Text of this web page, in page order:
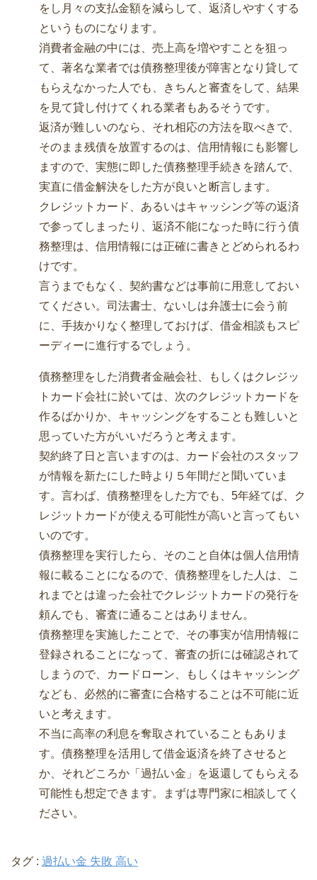
をし月々の支払金額を減らして、返済しやすくする
というものになります。
消費者金融の中には、売上高を増やすことを狙っ
て、著名な業者では債務整理後が障害となり貸して
もらえなかった人でも、きちんと審査をして、結果
を見て貸し付けてくれる業者もあるそうです。
返済が難しいのなら、それ相応の方法を取べきで、
そのまま残債を放置するのは、信用情報にも影響し
ますので、実態に即した債務整理手続きを踏んで、
実直に借金解決をした方が良いと断言します。
クレジットカード、あるいはキャッシング等の返済
で参ってしまったり、返済不能になった時に行う債
務整理は、信用情報には正確に書きとどめられるわ
けです。
言うまでもなく、契約書などは事前に用意しておい
てください。司法書士、ないしは弁護士に会う前
に、手抜かりなく整理しておけば、借金相談もスピ
ーディーに進行するでしょう。
債務整理をした消費者金融会社、もしくはクレジッ
トカード会社に於いては、次のクレジットカードを
作るばかりか、キャッシングをすることも難しいと
思っていた方がいいだろうと考えます。
契約終了日と言いますのは、カード会社のスタッフ
が情報を新たにした時より５年間だと聞いていま
す。言わば、債務整理をした方でも、5年経てば、ク
レジットカードが使える可能性が高いと言ってもい
いのです。
債務整理を実行したら、そのこと自体は個人信用情
報に載ることになるので、債務整理をした人は、こ
れまでとは違った会社でクレジットカードの発行を
頼んでも、審査に通ることはありません。
債務整理を実施したことで、その事実が信用情報に
登録されることになって、審査の折には確認されて
しまうので、カードローン、もしくはキャッシング
なども、必然的に審査に合格することは不可能に近
いと考えます。
不当に高率の利息を奪取されていることもありま
す。債務整理を活用して借金返済を終了させると
か、それどころか「過払い金」を返還してもらえる
可能性も想定できます。まずは専門家に相談してく
ださい。
タグ : 過払い金 失敗 高い